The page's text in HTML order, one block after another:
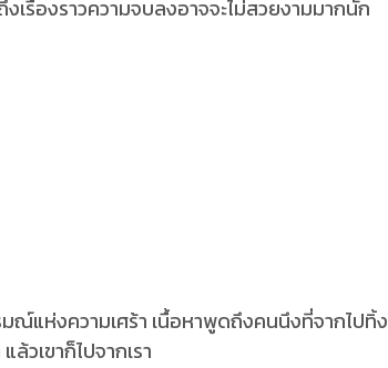
เรื่องราวความจบลงอาจจะไม่สวยงามมากนัก
แห่งความเศร้า เนื้อหาพูดถึงคนนึงที่จากไปทิ้ง
วเขาก็ไปจากเรา